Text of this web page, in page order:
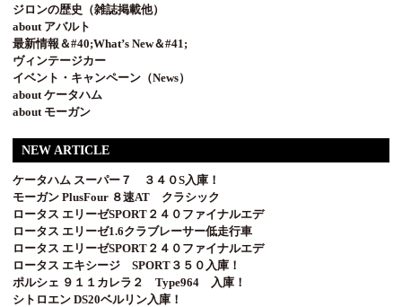
ジロンの歴史（雑誌掲載他）
about アバルト
最新情報＆#40;What’s New＆#41;
ヴィンテージカー
イベント・キャンペーン（News）
about ケータハム
about モーガン
NEW ARTICLE
ケータハム スーパー７ ３４０S入庫！
モーガン PlusFour ８速AT クラシック
ロータス エリーゼSPORT２４０ファイナルエデ
ロータス エリーゼ1.6クラブレーサー低走行車
ロータス エリーゼSPORT２４０ファイナルエデ
ロータス エキシージ SPORT３５０入庫！
ポルシェ ９１１カレラ２ Type964 入庫！
シトロエン DS20ベルリン入庫！